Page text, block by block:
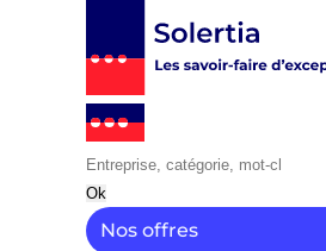
Ok
Nos offres